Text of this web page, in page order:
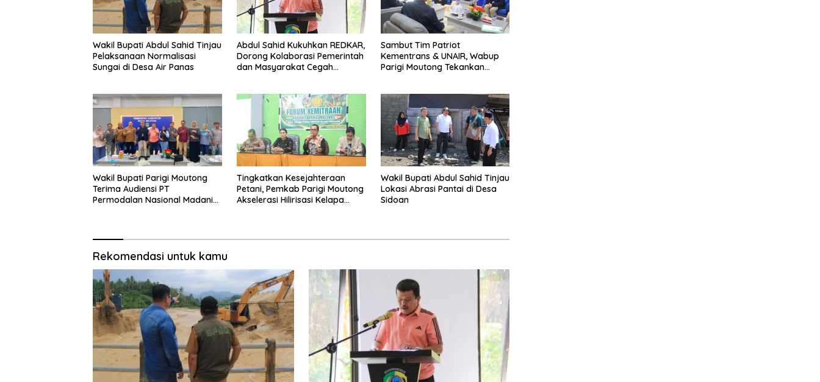
Wakil Bupati Abdul Sahid Tinjau
Pelaksanaan Normalisasi
Sungai di Desa Air Panas
Abdul Sahid Kukuhkan REDKAR,
Dorong Kolaborasi Pemerintah
dan Masyarakat Cegah
Sambut Tim Patriot
Kementrans & UNAIR, Wabup
Parigi Moutong Tekankan
Daerah
Wakil Bupati Parigi Moutong
Terima Audiensi PT
Permodalan Nasional Madani
Tingkatkan Kesejahteraan
Petani, Pemkab Parigi Moutong
Akselerasi Hilirisasi Kelapa
Wakil Bupati Abdul Sahid Tinjau
Lokasi Abrasi Pantai di Desa
Sidoan
Rekomendasi untuk kamu